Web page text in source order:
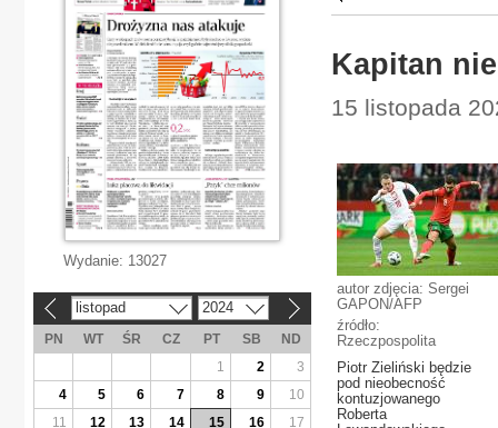
Kapitan
15 listopada
autor zdjęcia: Sergei
GAPON/AFP
źródło:
Rzeczpospolita
Piotr Zieliński będzie
pod nieobecność
kontuzjowanego
Roberta
Wydanie: 13027
listopad 2024
PN WT ŚR CZ PT SB
ND
1
2
3
4
5 6 7 8 9
10
11
12 13 14 15 16
17